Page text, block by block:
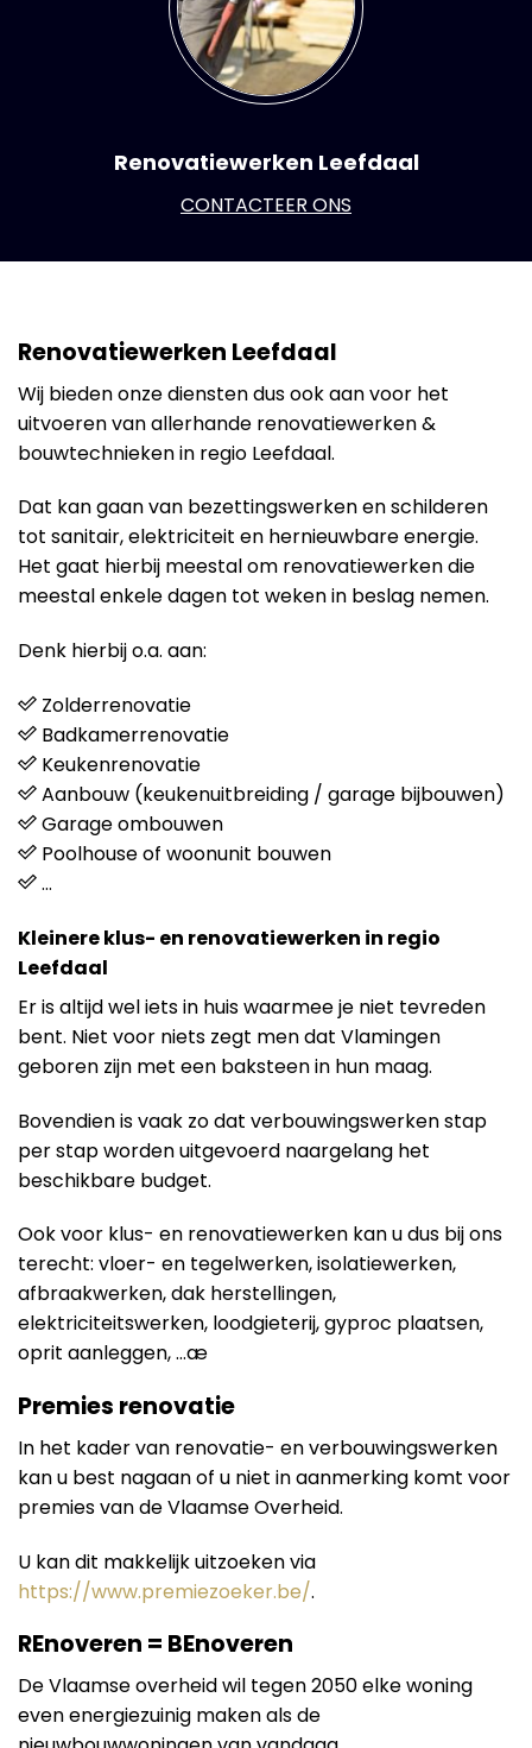
Renovatiewerken Leefdaal
CONTACTEER ONS
Renovatiewerken Leefdaal
Wij bieden onze diensten dus ook aan voor het
uitvoeren van allerhande renovatiewerken &
bouwtechnieken in regio Leefdaal.
Dat kan gaan van bezettingswerken en schilderen
tot sanitair, elektriciteit en hernieuwbare energie.
Het gaat hierbij meestal om renovatiewerken die
meestal enkele dagen tot weken in beslag nemen.
Denk hierbij o.a. aan:
Zolderrenovatie
Badkamerrenovatie
Keukenrenovatie
Aanbouw (keukenuitbreiding / garage bijbouwen)
Garage ombouwen
Poolhouse of woonunit bouwen
…
Kleinere klus- en renovatiewerken in regio
Leefdaal
Er is altijd wel iets in huis waarmee je niet tevreden
bent. Niet voor niets zegt men dat Vlamingen
geboren zijn met een baksteen in hun maag.
Bovendien is vaak zo dat verbouwingswerken stap
per stap worden uitgevoerd naargelang het
beschikbare budget.
Ook voor klus- en renovatiewerken kan u dus bij ons
terecht: vloer- en tegelwerken, isolatiewerken,
afbraakwerken, dak herstellingen,
elektriciteitswerken, loodgieterij, gyproc plaatsen,
oprit aanleggen, …æ
Premies renovatie
In het kader van renovatie- en verbouwingswerken
kan u best nagaan of u niet in aanmerking komt voor
premies van de Vlaamse Overheid.
U kan dit makkelijk uitzoeken via
https://www.premiezoeker.be/.
REnoveren = BEnoveren
De Vlaamse overheid wil tegen 2050 elke woning
even energiezuinig maken als de